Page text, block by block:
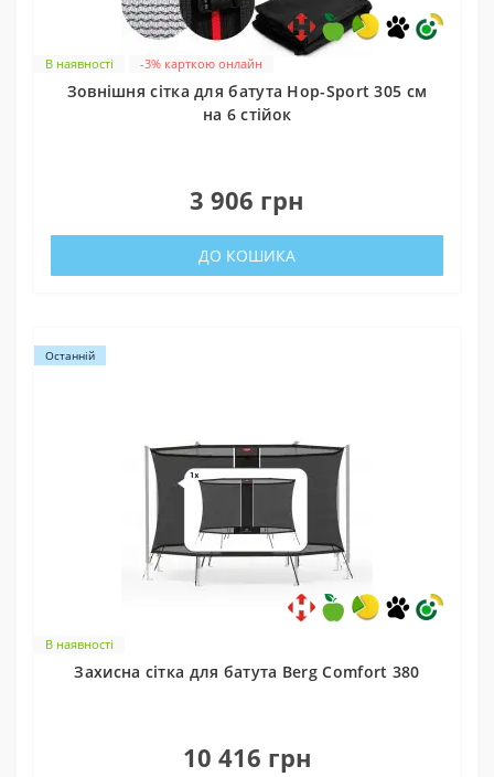
В наявності -3% карткою онлайн
Зовнішня сітка для батута Hop-Sport 305 см
на 6 стійок
3 906 грн
ДО КОШИКА
Останній
В наявності
Захисна сітка для батута Berg Comfort 380
10 416 грн